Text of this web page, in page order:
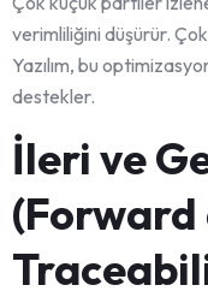
verimliliğini düşürür.
Yazılım, bu
destekler.
İleri ve